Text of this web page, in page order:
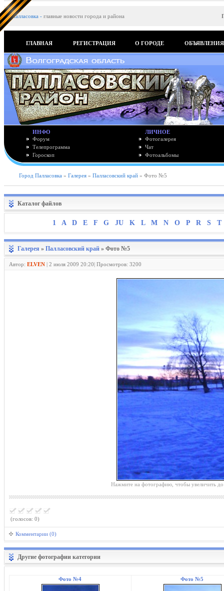
Палласовка - главные новости города и района
ГЛАВНАЯ РЕГИСТРАЦИЯ О ГОРОДЕ ОБЪЯВЛЕНИЯ
ИНФО
Форум
Телепрограмма
Гороскоп
ЛИЧНОЕ
Фотогалерея
Чат
Фотоальбомы
Город Палласовка » Галерея » Палласовский край » Фото №5
Каталог файлов
1 A D E F G JU K L M N O P R S T
Галерея » Палласовский край » Фото №5
Автор: ELVEN | 2 июля 2009 20:20| Просмотров: 3200
Нажмите на фотографию, чтобы увеличить
(голосов: 0)
Комментарии (0)
Другие фотографии категории
Фото №4 Фото №5